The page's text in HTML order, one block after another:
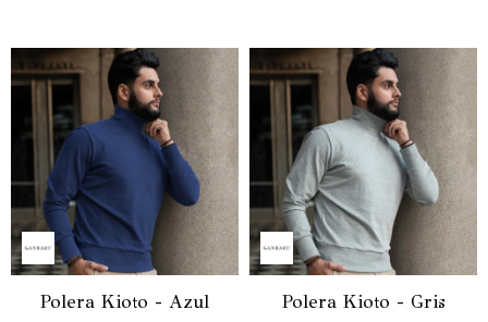
Polera Kioto - Azul Polera Kioto - Gris